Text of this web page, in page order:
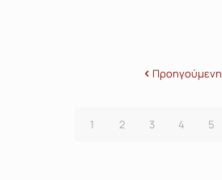
Προηγούμενη
1 2 3 4 5